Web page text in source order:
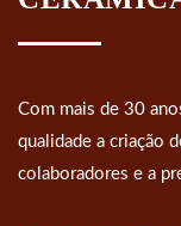
Com mais de 30
qualidade a criação
colaboradores e a